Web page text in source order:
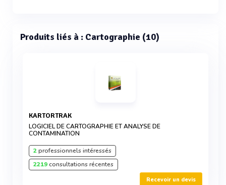
Produits liés à : Cartographie (10)
KARTORTRAK
LOGICIEL DE CARTOGRAPHIE ET ANALYSE DE
CONTAMINATION
2professionnels intéressés
2219consultations récentes
Recevoir un devis